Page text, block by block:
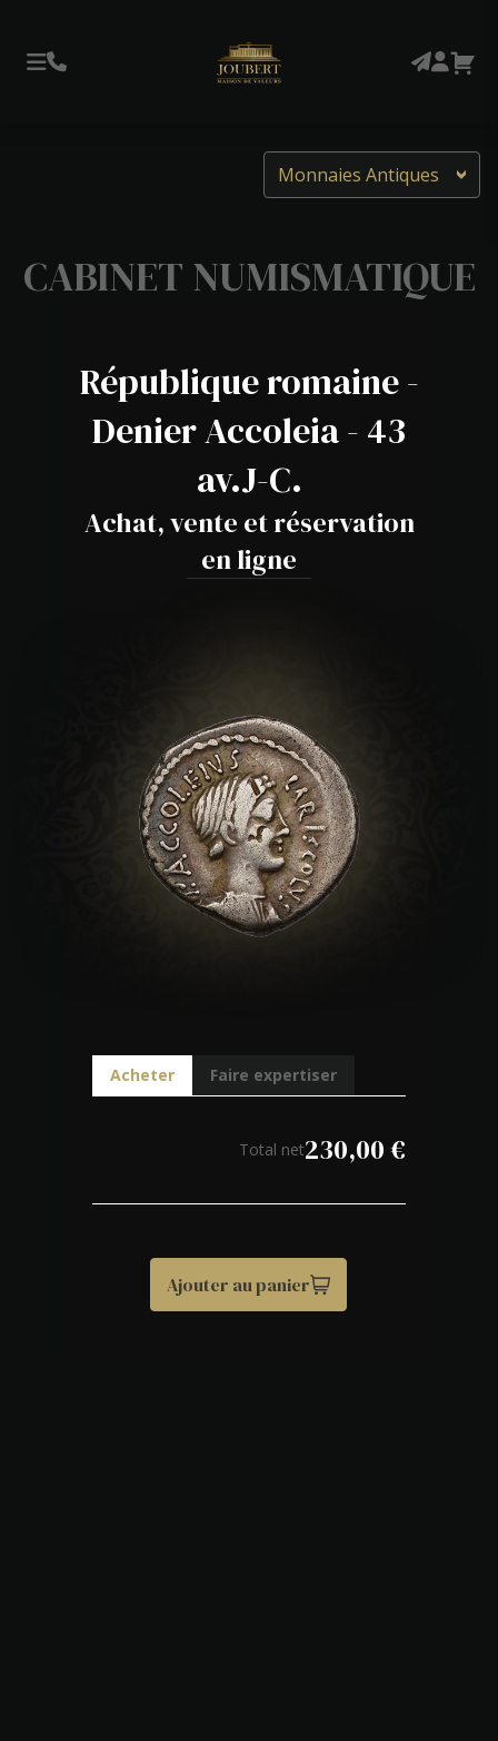
CABINET NUMISMATIQUE
Monnaies Antiques
République romaine -
Denier Accoleia - 43
av.J-C.
Achat, vente et réservation
en ligne
Acheter Faire expertiser
Total net230,00€
Ajouter au panier